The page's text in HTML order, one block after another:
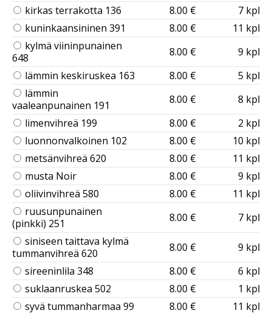
kirkas terrakotta 136
8.00 €
7 kpl
kuninkaansininen 391
8.00 €
11 kpl
kylmä viininpunainen
648
8.00 €
9 kpl
lämmin keskiruskea 163
8.00 €
5 kpl
lämmin
vaaleanpunainen 191
8.00 €
8 kpl
limenvihreä 199
8.00 €
2 kpl
luonnonvalkoinen 102
8.00 €
10 kpl
metsänvihreä 620
8.00 €
11 kpl
musta Noir
8.00 €
9 kpl
oliivinvihreä 580
8.00 €
11 kpl
ruusunpunainen
(pinkki) 251
8.00 €
7 kpl
siniseen taittava kylmä
tummanvihreä 620
8.00 €
9 kpl
sireeninlila 348
8.00 €
6 kpl
suklaanruskea 502
8.00 €
1 kpl
syvä tummanharmaa 99
8.00 € 11 kpl